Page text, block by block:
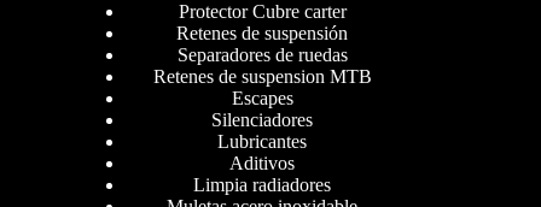
Protector Cubre carter
Retenes de suspensión
Separadores de ruedas
Retenes de suspension MTB
Escapes
Silenciadores
Lubricantes
Aditivos
Limpia radiadores